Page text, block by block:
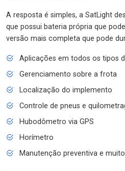
A resposta é simples, a SatLight
que possui bateria própria que
versão mais completa que pode
Aplicações em todos os tipos
Gerenciamento sobre a frota
Localização do implemento
Controle de pneus e
Hubodômetro via GPS
Horímetro
Manutenção preventiva e